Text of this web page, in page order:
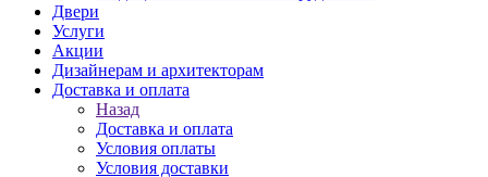
Двери
Услуги
Акции
Дизайнерам и архитекторам
Доставка и оплата
Назад
Доставка и оплата
Условия оплаты
Условия доставки